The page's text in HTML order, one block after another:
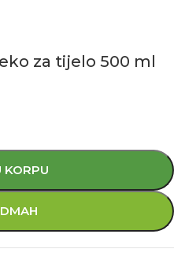
za tijelo 500 ml
KORPU